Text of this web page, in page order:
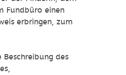
Fundbüro einen
erbringen, zum
Beschreibung des